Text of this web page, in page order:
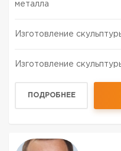
металла
Изготовление
Изготовление
ПОДРОБНЕЕ